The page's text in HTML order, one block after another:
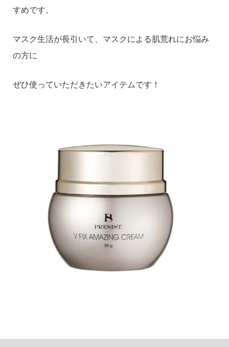
すめです。
マスク生活が長引いて、マスクによる肌荒れにお悩み
の方に
ぜひ使っていただきたいアイテムです！